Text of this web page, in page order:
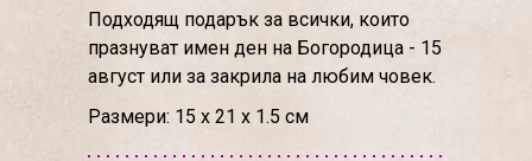
Подходящ подарък за всички, които
празнуват имен ден на Богородица - 15
август или за закрила на любим човек.
Размери: 15 х 21 х 1.5 см